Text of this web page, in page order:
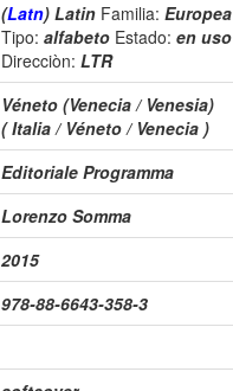
(Latn) Latin Familia: Europea
Tipo: alfabeto Estado: en uso
Direcciòn: LTR
Véneto (Venecia / Venesia)
( Italia / Véneto / Venecia )
Editoriale Programma
Lorenzo Somma
2015
978-88-6643-358-3